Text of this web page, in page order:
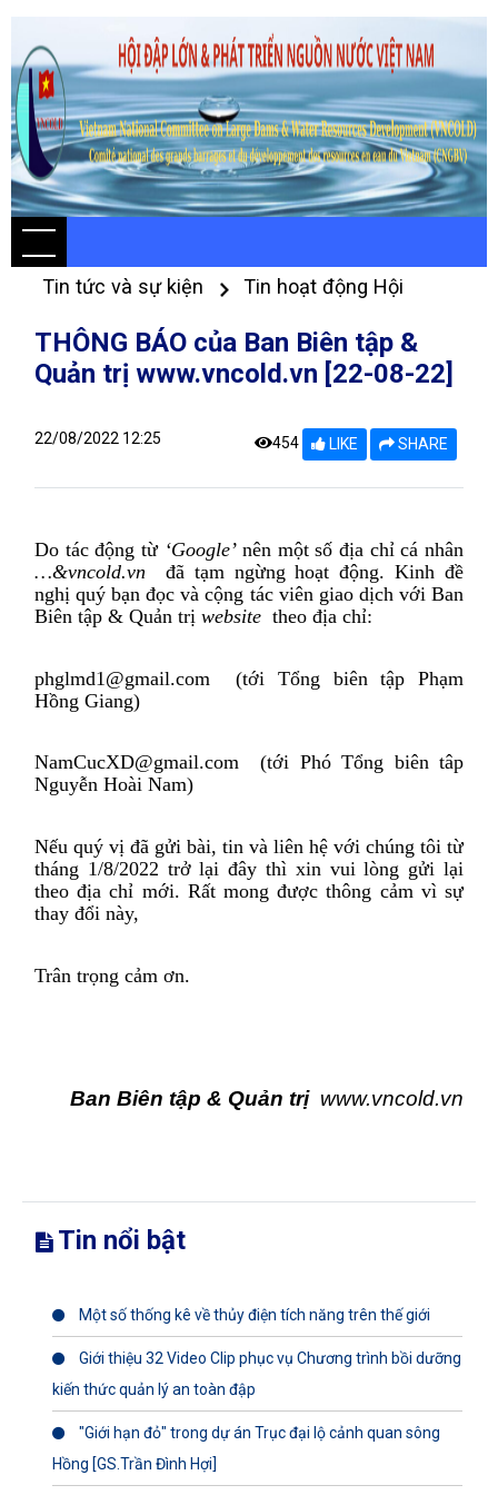
Tin tức và sự kiện Tin hoạt động Hội
THÔNG BÁO của Ban Biên tập &
Quản trị www.vncold.vn [22-08-22]
22/08/2022 12:25 454 LIKE SHARE
Do tác động từ ‘Google’nên một số địa chỉ cá nhân
…&vncold.vn
đã tạm ngừng hoạt động. Kinh đề
nghị quý bạn đọc và cộng tác viên giao dịch với Ban
Biên tập & Quản trị website theo địa chỉ:
phglmd1@gmail.com
(tới Tổng biên tập Phạm
Hồng Giang)
NamCucXD@gmail.com
(tới Phó Tổng biên tâp
Nguyễn Hoài Nam)
Nếu quý vị đã gửi bài, tin và liên hệ với chúng tôi từ
tháng 1/8/2022 trở lại đây thì xin vui lòng gửi lại
theo địa chỉ mới. Rất mong được thông cảm vì sự
thay đổi này,
Trân trọng cảm ơn.
Ban Biên tập & Quản trị www.vncold.vn
Tin nổi bật
Một số thống kê về thủy điện tích năng trên thế giới
Giới thiệu 32 Video Clip phục vụ Chương trình bồi dưỡng
kiến thức quản lý an toàn đập
"Giới hạn đỏ" trong dự án Trục đại lộ cảnh quan sông
Hồng [GS.Trần Đình Hợi]